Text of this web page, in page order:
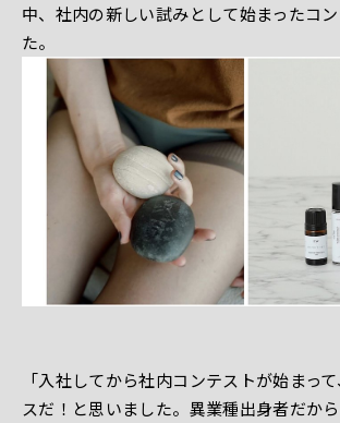
中、社内の新しい試みとして始まったコ
た。
「入社してから社内コンテストが始まっ
スだ！と思いました。異業種出身者だか